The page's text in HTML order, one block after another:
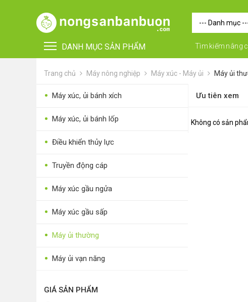
DANH MỤC SẢN PHẨM Tìm kiếm nâng
Máy nông nghiệp
• Thiết bị-Phương tiện
• Thực phẩm tươi
• Chế biến sẵn
• Sản phẩm- Dịch vụ #
Trang chủ Máy nông nghiệp Máy xúc - Máy ủi Máy ủi
• Máy xúc, ủi bánh xích
• Máy xúc, ủi bánh lốp
• Điều khiển thủy lực
• Truyền động cáp
• Máy xúc gầu ngửa
• Máy xúc gầu sấp
• Máy ủi thường
• Máy ủi vạn năng
GIÁ SẢN PHẨM
Ưu tiên xem
Không có sản